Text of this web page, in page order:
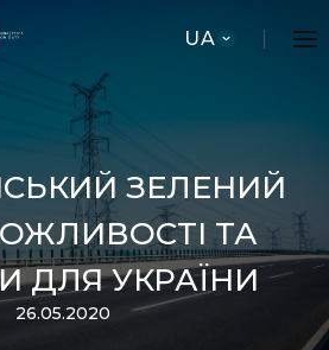
UA
ЗЕЛЕНИЙ
ТА
ДЛЯ УКРАЇНИ
26.05.2020